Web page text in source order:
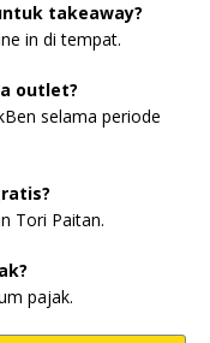
takeaway?
in di tempat.
outlet?
selama periode
Tori Paitan.
pajak.